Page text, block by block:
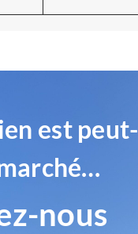
est peut-
nous